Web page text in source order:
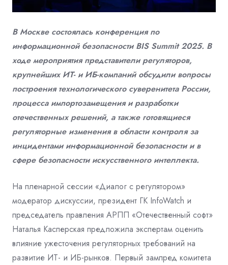
В Москве состоялась конференция по
информационной безопасности BIS Summit 2025. В
ходе мероприятия представители регуляторов,
крупнейших ИТ- и ИБ-компаний обсудили вопросы
построения технологического суверенитета России,
процесса импортозамещения и разработки
отечественных решений, а также готовящиеся
регуляторные изменения в области контроля за
инцидентами информационной безопасности и в
сфере безопасности искусственного интеллекта.
На пленарной сессии «Диалог с регулятором»
модератор дискуссии, президент ГК InfoWatch и
председатель правления АРПП «Отечественный софт»
Наталья Касперская предложила экспертам оценить
влияние ужесточения регуляторных требований на
развитие ИТ- и ИБ-рынков. Первый зампред комитета